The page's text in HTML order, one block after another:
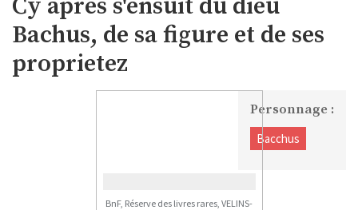
Cy apres s'ensuit du dieu
Bachus, de sa figure et de ses
proprietez
Personnage :
Bacchus
BnF, Réserve des livres rares, VELINS-